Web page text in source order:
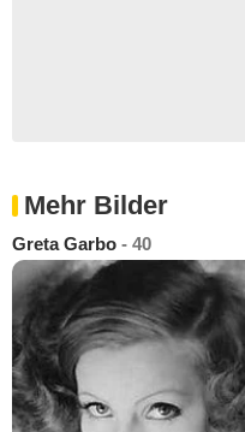
Mehr Bilder
Greta Garbo - 40